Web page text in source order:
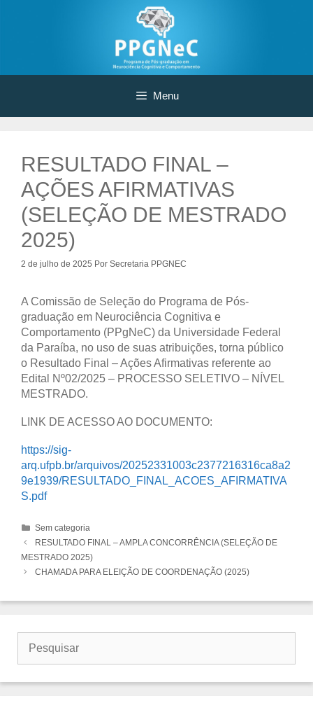
Menu
RESULTADO FINAL –
AÇÕES AFIRMATIVAS
(SELEÇÃO DE MESTRADO
2025)
2 de julho de 2025 Por Secretaria PPGNEC
A Comissão de Seleção do Programa de Pós-
graduação em Neurociência Cognitiva e
Comportamento (PPgNeC) da Universidade Federal
da Paraíba, no uso de suas atribuições, torna público
o Resultado Final – Ações Afirmativas referente ao
Edital Nº02/2025 – PROCESSO SELETIVO – NÍVEL
MESTRADO.
LINK DE ACESSO AO DOCUMENTO:
https://sig-
arq.ufpb.br/arquivos/20252331003c2377216316ca8a2
9e1939/RESULTADO_FINAL_ACOES_AFIRMATIVA
S.pdf
Categorias
Sem categoria
Navegação
de
RESULTADO FINAL – AMPLA CONCORRÊNCIA (SELEÇÃO DE
MESTRADO 2025)
CHAMADA PARA ELEIÇÃO DE COORDENAÇÃO (2025)
por: